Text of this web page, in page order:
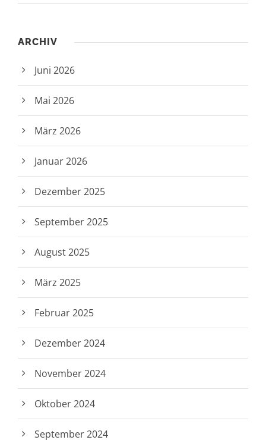
ARCHIV
Juni 2026
Mai 2026
März 2026
Januar 2026
Dezember 2025
September 2025
August 2025
März 2025
Februar 2025
Dezember 2024
November 2024
Oktober 2024
September 2024